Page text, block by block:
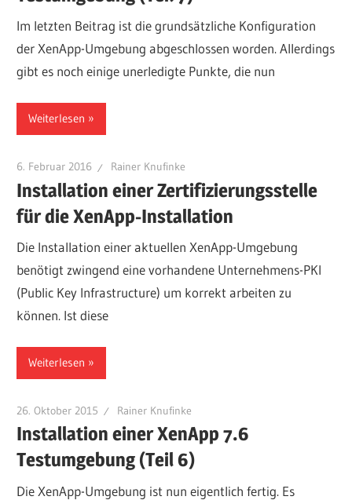
Im letzten Beitrag ist die grundsätzliche Konfiguration
der XenApp-Umgebung abgeschlossen worden. Allerdings
gibt es noch einige unerledigte Punkte, die nun
Weiterlesen
6. Februar 2016 Rainer Knufinke
Installation einer Zertifizierungsstelle
für die XenApp-Installation
Die Installation einer aktuellen XenApp-Umgebung
benötigt zwingend eine vorhandene Unternehmens-PKI
(Public Key Infrastructure) um korrekt arbeiten zu
können. Ist diese
Weiterlesen
26. Oktober 2015 Rainer Knufinke
Installation einer XenApp 7.6
Testumgebung (Teil 6)
Die XenApp-Umgebung ist nun eigentlich fertig. Es